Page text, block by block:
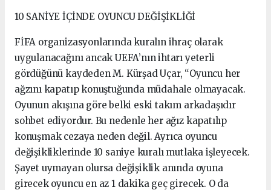
10 SANİYE İÇİNDE OYUNCU DEĞİŞİKLİĞİ
FİFA organizasyonlarında kuralın ihraç olarak
uygulanacağını ancak UEFA’nın ihtarı yeterli
gördüğünü kaydeden M. Kürşad Uçar, “Oyuncu her
ağzını kapatıp konuştuğunda müdahale olmayacak.
Oyunun akışına göre belki eski takım arkadaşıdır
sohbet ediyordur. Bu nedenle her ağız kapatılıp
konuşmak cezaya neden değil. Ayrıca oyuncu
değişikliklerinde 10 saniye kuralı mutlaka işleyecek.
Şayet uymayan olursa değişiklik anında oyuna
girecek oyuncu en az 1 dakika geç girecek. O da